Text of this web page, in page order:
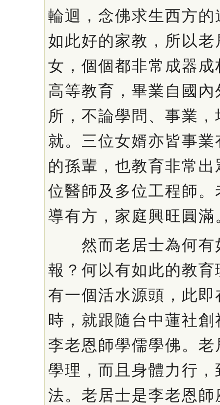
輪迴，念佛求生西方
如此好的家教，所以
女，個個都非常成器
高等教育，畢業自國
所，不論學問、事業
就。三位女婿亦皆事
的孫輩，也教育非常
位醫師及多位工程師
導有方，家庭興旺圓滿
然而老居士為何有
報？何以有如此的教
有一個活水源頭，此
時，就跟隨台中蓮社
李老恩師學儒學佛。
學理，而且身體力行
法。老居士是李老恩